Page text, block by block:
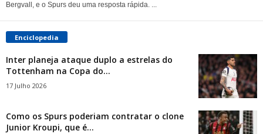
Bergvall, e o Spurs deu uma resposta rápida. ...
Enciclopedia
Inter planeja ataque duplo a estrelas do
Tottenham na Copa do...
17 Julho 2026
Como os Spurs poderiam contratar o clone
Junior Kroupi, que é...